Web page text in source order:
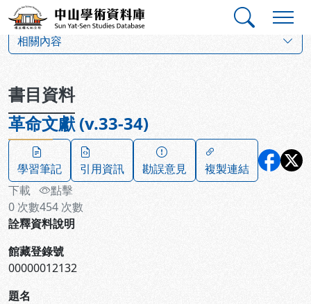
跳到主要內容
中山學術資料庫
相關內容
書目資料
革命文獻 (v.33-34)
學習筆記 引用資訊 勘誤意見
複製連結
下載
0 次數
點擊
454 次數
詮釋資料說明
館藏登錄號
00000012132
題名